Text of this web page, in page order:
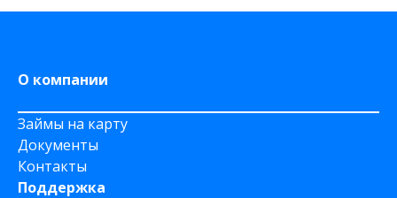
О компании
Займы на карту
Документы
Контакты
Поддержка